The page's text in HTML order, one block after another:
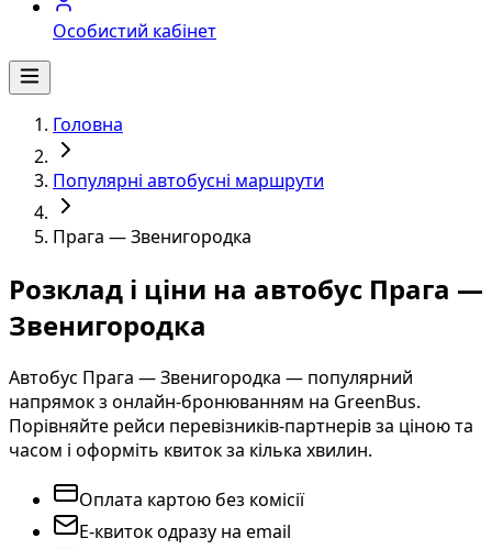
Особистий кабінет
Головна
Популярні автобусні маршрути
Прага — Звенигородка
Розклад і ціни на автобус Прага —
Звенигородка
Автобус Прага — Звенигородка — популярний
напрямок з онлайн-бронюванням на GreenBus.
Порівняйте рейси перевізників-партнерів за ціною та
часом і оформіть квиток за кілька хвилин.
Оплата картою без комісії
E-квиток одразу на email